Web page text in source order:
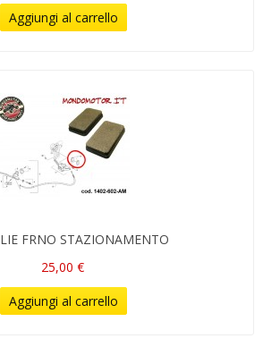
Aggiungi al carrello
FRNO STAZIONAMENTO
25,00 €
Aggiungi al carrello